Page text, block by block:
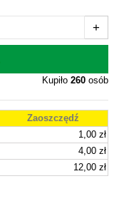
+
Kupiło 260 osób
Zaoszczędź
1,00 zł
4,00 zł
12,00 zł